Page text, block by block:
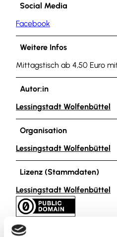
Social Media
Facebook
Weitere Infos
Mittagstisch ab 4,50 Euro
Autor:in
Lessingstadt Wolfenbüttel
Organisation
Lessingstadt Wolfenbüttel
Lizenz (Stammdaten)
Lessingstadt Wolfenbüttel